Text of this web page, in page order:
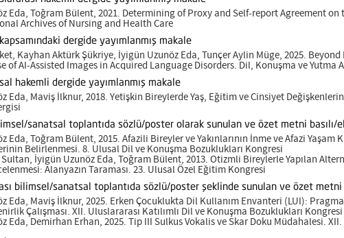
Eda, Toğram Bülent, 2021. Determining of Proxy and Self-report Agreement
Archives of Nursing and Health Care
dergide yayımlanmış makale
Kayhan Aktürk Şükriye, İyigün Uzunöz Eda, Tunçer Aylin Müge, 2025.
of AI-Assisted Images in Acquired Language Disorders. Dil, Konuşma ve Yutma
hakemli dergide yayımlanmış makale
Eda, Maviş İlknur, 2018. Yetişkin Bireylerde Yaş, Eğitim ve Cinsiyet
sanatsal toplantıda sözlü/poster olarak sunulan ve özet metni basılı/
Eda, Toğram Bülent, 2015. Afazili Bireyler ve Yakınlarının İnme ve Afazi
Belirlenmesi. 8. Ulusal Dil ve Konuşma Bozuklukları Kongresi
Sultan, İyigün Uzunöz Eda, Toğram Bülent, 2013. Otizmli Bireylerle Yapılan
Alanyazın Taraması. 23. Ulusal Özel Eğitim Kongresi
bilimsel/sanatsal toplantıda sözlü/poster şeklinde sunulan ve özet metni
Eda, Maviş İlknur, 2025. Erken Çocuklukta Dil Kullanım Envanteri (LUI):
Çalışması. XII. Uluslararası Katılımlı Dil ve Konuşma Bozuklukları Kongresi
Eda, Demirhan Erhan, 2025. Tip III Sulkus Vokalis ve Skar Doku Müdahalesi.